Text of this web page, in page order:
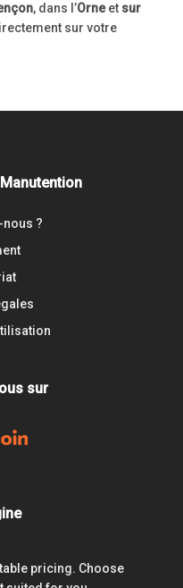
, dans l’Orneet sur
sur votre
?
sur
pricing. Choose